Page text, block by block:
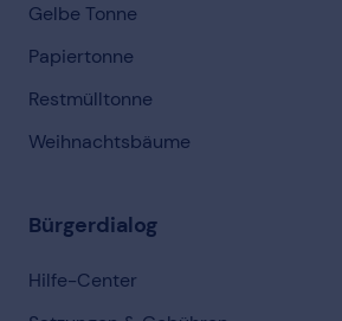
Gelbe Tonne
Papiertonne
Restmülltonne
Weihnachtsbäume
Bürgerdialog
Hilfe-Center